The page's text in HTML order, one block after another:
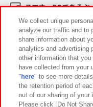
スマホ・PCであそぶ
イベント・キャンペー
関連会社 サス
プライバシーポリシー
We collect unique
analyze our traffic and to
share information about
analytics and advertising
other information that
have collected from your
" here" to see more
the retention period of
out of our sharing of your
Please click [Do Not